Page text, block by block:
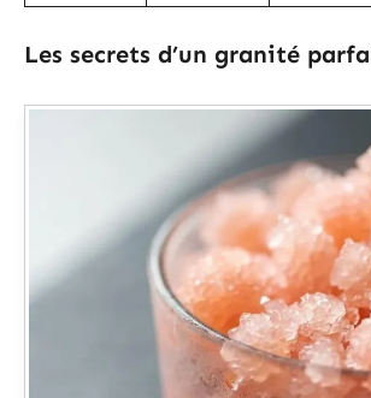
Les secrets d’un granité